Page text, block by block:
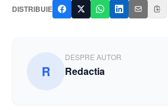
DISTRIBUIE
R
DESPRE AUTOR
Redactia